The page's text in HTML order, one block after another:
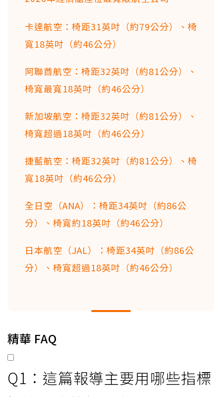
卡達航空：椅距31英吋（約79公分）、椅
寬18英吋（約46公分）
阿聯酋航空：椅距32英吋（約81公分）、
椅寬最寬18英吋（約46公分）
新加坡航空：椅距32英吋（約81公分）、
椅寬超過18英吋（約46公分）
捷藍航空：椅距32英吋（約81公分）、椅
寬18英吋（約46公分）
全日空（ANA）：椅距34英吋（約86公
分）、椅寬約18英吋（約46公分）
日本航空（JAL）：椅距34英吋（約86公
分）、椅寬超過18英吋（約46公分）
精華 FAQ
Q1：這篇報導主要用哪些指標